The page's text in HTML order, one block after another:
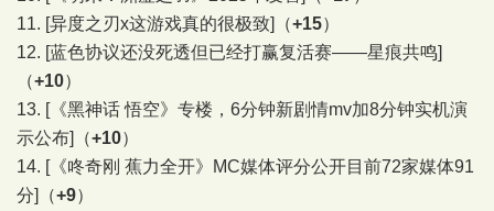
11. [异度之刃x这游戏真的很极致] （+15）
12. [蓝色协议还没死透但已经打赢复活赛——星痕共鸣]
（+10）
13. [《黑神话 悟空》专楼，6分钟新剧情mv加8分钟实机演
示公布]
（+10）
14. [《咚奇刚 蕉力全开》MC媒体评分公开目前72家媒体91
分]
（+9）